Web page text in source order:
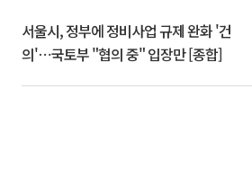
서울시, 정부에 정비사업 규제 완화 '건
의'⋯국토부 "협의 중" 입장만 [종합]